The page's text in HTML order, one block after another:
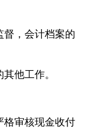
督，会计档案的
他工作。
格审核现金收付